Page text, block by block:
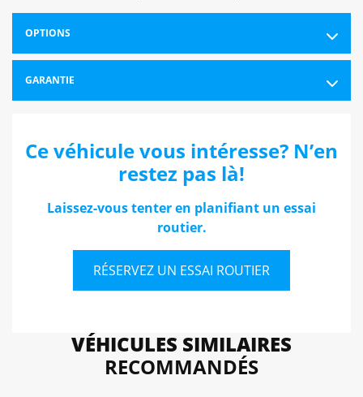
OPTIONS
GARANTIE
Ce véhicule vous intéresse? N’en
restez pas là!
Laissez-vous tenter en planifiant un essai
routier.
RÉSERVEZ UN ESSAI ROUTIER
VÉHICULES SIMILAIRES
RECOMMANDÉS